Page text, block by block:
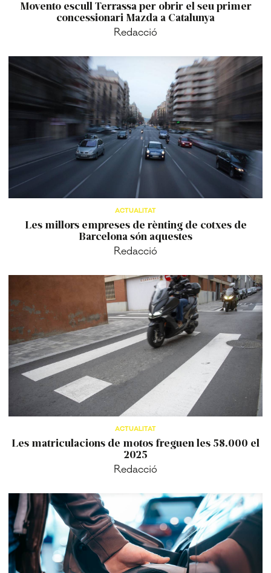
Movento escull Terrassa per obrir el seu primer
concessionari Mazda a Catalunya
Redacció
ACTUALITAT
Les millors empreses de rènting de cotxes de
Barcelona són aquestes
Redacció
ACTUALITAT
Les matriculacions de motos freguen les 58.000 el
2025
Redacció